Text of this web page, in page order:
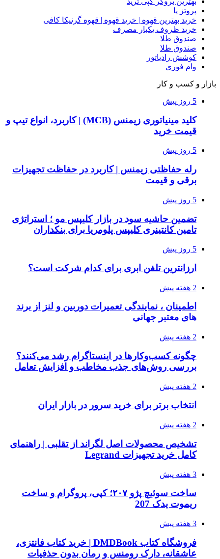
پروتز پا
خرید بهترین قهوه | خرید قهوه | قهوه گرنیکا کافی
خرید ظروف یکبار مصرف
صندوق طلا
صندوق طلا
کوشش رادیاتور
وام فوری
بازار و کسب و کار
5 روز پیش
کلید مینیاتوری زیمنس (MCB) | کاربرد، انواع تیپ و
قیمت خرید
5 روز پیش
رله حفاظتی زیمنس | کاربرد در حفاظت تجهیزات
برقی و قیمت
5 روز پیش
تضمین حاشیه سود در بازار کلیپس مو ؛ استراتژی
تامین کانتینری کلیپس پلومریا برای بنکداران
5 روز پیش
ارزانترین تلفن ابری برای کدام شرکت است؟
2 هفته پیش
اطمینان ، نمایندگی تعمیرات دوربین و لنز از برند
های معتبر جهانی
2 هفته پیش
چگونه کسب‌وکارها در اینستاگرام رشد می‌کنند؟
بررسی روش‌های جذب مخاطب و افزایش تعامل
2 هفته پیش
انتخاب برتر برای خرید سرور در بازار ایران
2 هفته پیش
تشخیص محصولات اصل لگراند از تقلبی | راهنمای
کامل خرید تجهیزات Legrand
3 هفته پیش
ساخت سوئیچ پژو ۲۰۷؛ کپی، پروگرام و ساخت
ریموت یدک 207
3 هفته پیش
فروشگاه کتاب DMDBook | خرید کتاب فانتزی،
عاشقانه، دارک رومنس و رمان بدون حذفیات